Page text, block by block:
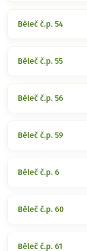
Běleč č.p. 54
Běleč č.p. 55
Běleč č.p. 56
Běleč č.p. 59
Běleč č.p. 6
Běleč č.p. 60
Běleč č.p. 61